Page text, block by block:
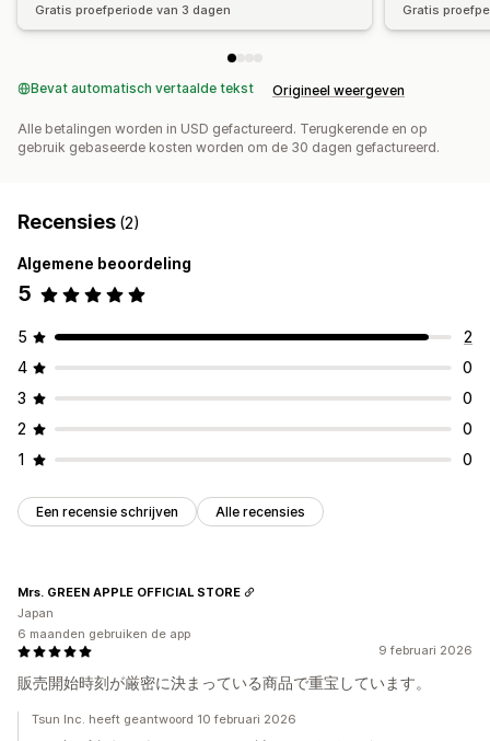
Gratis proefperiode van 3 dagen Gratis
Bevat automatisch vertaalde tekst Origineel weergeven
Alle betalingen worden in USD gefactureerd. Terugkerende en op
gebruik gebaseerde kosten worden om de 30 dagen gefactureerd.
Recensies (2)
Algemene beoordeling
5
5
2
4
0
3
0
2
0
1
0
Een recensie schrijven Alle recensies
9 februari 2026
販売開始時刻が厳密に決まっている商品で重宝しています。
Mrs. GREEN APPLE OFFICIAL STORE
Japan
6 maanden gebruiken de app
Tsun Inc. heeft geantwoord 10 februari 2026